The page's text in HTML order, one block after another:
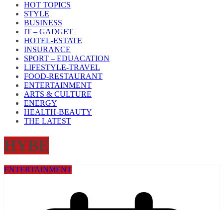
HOT TOPICS
STYLE
BUSINESS
IT – GADGET
HOTEL-ESTATE
INSURANCE
SPORT – EDUACATION
LIFESTYLE​-TRAVEL​
FOOD-RESTAURANT
ENTERTAINMENT
ARTS & CULTURE
ENERGY
HEALTH​-BEAUTY
THE LATEST
HYBE
ENTERTAINMENT